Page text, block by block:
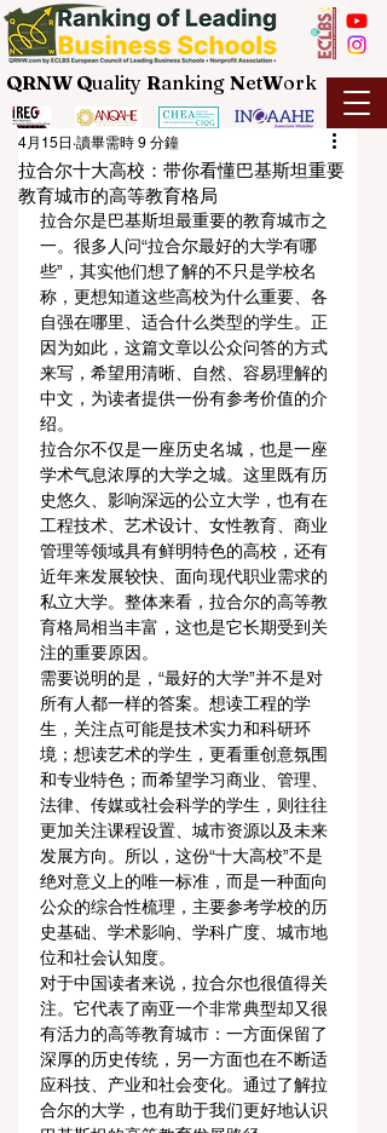
QRNW Quality Ranking NetWork
拉合尔十大高校：带你看懂巴基斯坦重要
教育城市的高等教育格局
4月15日 讀畢需時 9 分鐘
拉合尔是巴基斯坦最重要的教育城市之
一。很多人问“拉合尔最好的大学有哪
些”，其实他们想了解的不只是学校名
称，更想知道这些高校为什么重要、各
自强在哪里、适合什么类型的学生。正
因为如此，这篇文章以公众问答的方式
来写，希望用清晰、自然、容易理解的
中文，为读者提供一份有参考价值的介
绍。
拉合尔不仅是一座历史名城，也是一座
学术气息浓厚的大学之城。这里既有历
史悠久、影响深远的公立大学，也有在
工程技术、艺术设计、女性教育、商业
管理等领域具有鲜明特色的高校，还有
近年来发展较快、面向现代职业需求的
私立大学。整体来看，拉合尔的高等教
育格局相当丰富，这也是它长期受到关
注的重要原因。
需要说明的是，“最好的大学”并不是对
所有人都一样的答案。想读工程的学
生，关注点可能是技术实力和科研环
境；想读艺术的学生，更看重创意氛围
和专业特色；而希望学习商业、管理、
法律、传媒或社会科学的学生，则往往
更加关注课程设置、城市资源以及未来
发展方向。所以，这份“十大高校”不是
绝对意义上的唯一标准，而是一种面向
公众的综合性梳理，主要参考学校的历
史基础、学术影响、学科广度、城市地
位和社会认知度。
对于中国读者来说，拉合尔也很值得关
注。它代表了南亚一个非常典型却又很
有活力的高等教育城市：一方面保留了
深厚的历史传统，另一方面也在不断适
应科技、产业和社会变化。通过了解拉
合尔的大学，也有助于我们更好地认识